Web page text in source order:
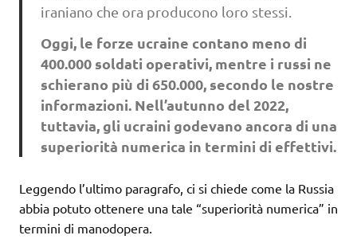
iraniano che ora producono loro stessi.
Oggi, le forze ucraine contano meno di
400.000 soldati operativi, mentre i russi ne
schierano più di 650.000, secondo le nostre
informazioni. Nell’autunno del 2022,
tuttavia, gli ucraini godevano ancora di una
superiorità numerica in termini di effettivi.
Leggendo l’ultimo paragrafo, ci si chiede come la Russia
abbia potuto ottenere una tale “superiorità numerica” ​​in
termini di manodopera.